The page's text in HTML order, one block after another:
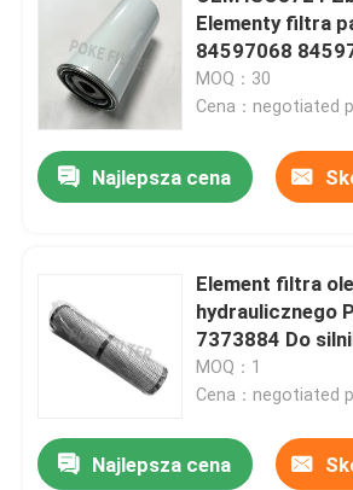
Elementy filtra
84597068
MOQ：30
Cena：negotiated
Najlepsza cena
Element filtra
hydraulicznego
7373884 Do
MOQ：1
Cena：negotiated
Najlepsza cena